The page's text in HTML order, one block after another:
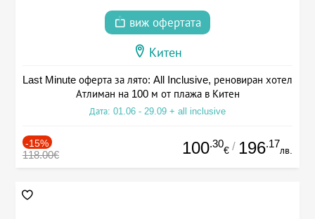
виж офертата
Китен
Last Minute оферта за лято: All Inclusive, реновиран хотел
Атлиман на 100 м от плажа в Китен
Дата: 01.06 - 29.09 + all inclusive
-15%
118.00€ 100.30
€ / 196.17
лв.